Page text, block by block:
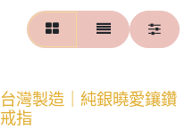
台灣製造｜純銀曉愛鑲鑽
戒指